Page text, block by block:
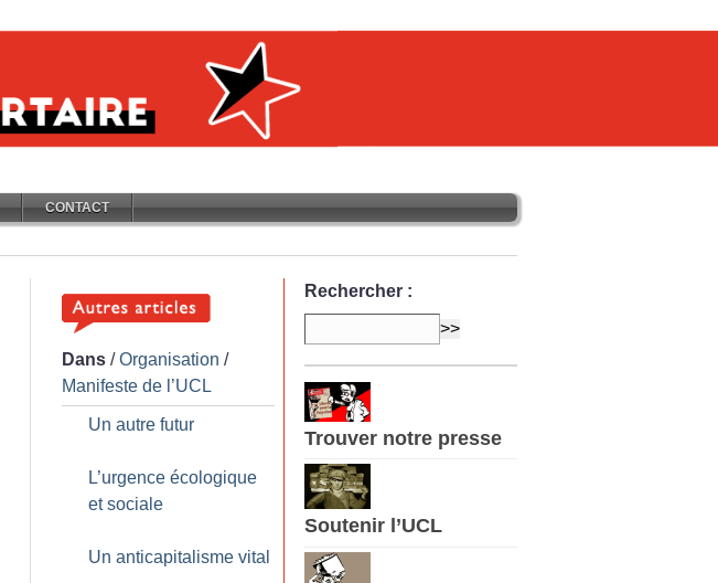
CONTACT
Dans /Organisation /
Manifeste de l’UCL
Un autre futur
L’urgence écologique
et sociale
Un anticapitalisme vital
Rechercher :
Trouver notre presse
Soutenir l’UCL